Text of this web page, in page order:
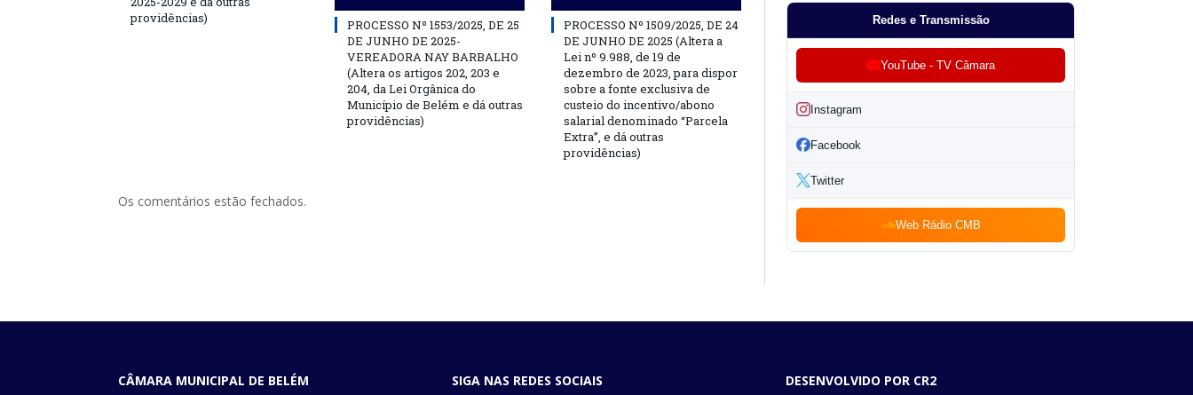
providências)
PROCESSO Nº 1553/2025, DE 25
DE JUNHO DE 2025-
VEREADORA NAY BARBALHO
(Altera os artigos 202, 203 e
204, da Lei Orgânica do
Município de Belém e dá outras
providências)
PROCESSO Nº 1509/2025, DE 24
DE JUNHO DE 2025 (Altera a
Lei nº 9.988, de 19 de
dezembro de 2023, para dispor
sobre a fonte exclusiva de
custeio do incentivo/abono
salarial denominado “Parcela
Extra”, e dá outras
providências)
Os comentários estão fechados.
Redes e Transmissão
YouTube - TV Câmara
Instagram
Facebook
Twitter
Web Rádio CMB
CÂMARA MUNICIPAL DE BELÉM SIGA NAS REDES SOCIAIS DESENVOLVIDO POR CR2